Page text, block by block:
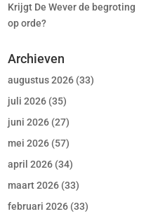
Krijgt De Wever de begroting
op orde?
Archieven
augustus 2026 (33)
juli 2026 (35)
juni 2026 (27)
mei 2026 (57)
april 2026 (34)
maart 2026 (33)
februari 2026 (33)